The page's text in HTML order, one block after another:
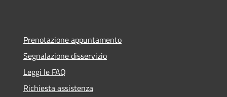
Prenotazione appuntamento
Segnalazione disservizio
Leggi le FAQ
Richiesta assistenza